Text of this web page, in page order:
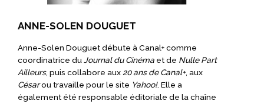
ANNE-SOLEN DOUGUET
Anne-Solen Douguet débute à Canal+ comme
coordinatrice duJournal du Cinémaet de Nulle Part
Ailleurs, puis collabore aux20 ans de Canal+, aux
Césarou travaille pour le site Yahoo!. Elle a
également été responsable éditoriale de la chaîne